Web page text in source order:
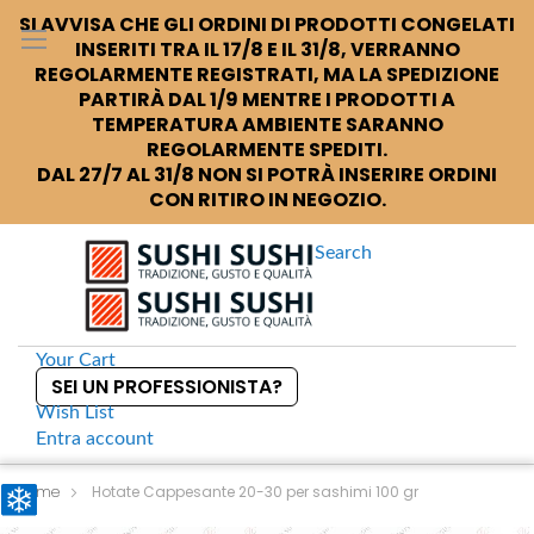
SI AVVISA CHE GLI ORDINI DI PRODOTTI CONGELATI
INSERITI TRA IL 17/8 E IL 31/8, VERRANNO
REGOLARMENTE REGISTRATI, MA LA SPEDIZIONE
PARTIRÀ DAL 1/9 MENTRE I PRODOTTI A
TEMPERATURA AMBIENTE SARANNO
REGOLARMENTE SPEDITI.
DAL 27/7 AL 31/8 NON SI POTRÀ INSERIRE ORDINI
CON RITIRO IN NEGOZIO.
Search
Your Cart
SEI UN PROFESSIONISTA?
Wish List
Entra account
S
k
i
Home Hotate Cappesante 20-30 per sashimi 100 gr